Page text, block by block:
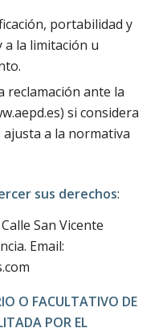
portabilidad y
a la limitación u
reclamación ante la
si considera
a la normativa
sus derechos:
San Vicente
Email:
O FACULTATIVO DE
POR EL